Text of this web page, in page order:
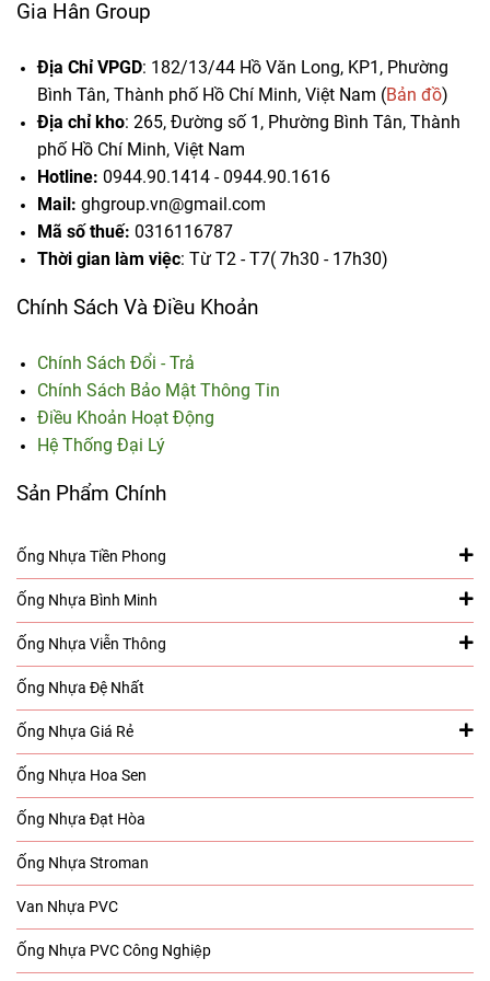
Gia Hân Group
Địa Chỉ VPGD: 182/13/44 Hồ Văn Long, KP1, Phường
Bình Tân, Thành phố Hồ Chí Minh, Việt Nam (Bản đồ)
Địa chỉ kho: 265, Đường số 1, Phường Bình Tân, Thành
phố Hồ Chí Minh, Việt Nam
Hotline: 0944.90.1414 - 0944.90.1616
Mail: ghgroup.vn@gmail.com
Mã số thuế: 0316116787
Thời gian làm việc: Từ T2 - T7( 7h30 - 17h30)
Chính Sách Và Điều Khoản
Chính Sách Đổi - Trả
Chính Sách Bảo Mật Thông Tin
Điều Khoản Hoạt Động
Hệ Thống Đại Lý
Sản Phẩm Chính
Ống Nhựa Tiền Phong
Ống Nhựa Bình Minh
Ống Nhựa Viễn Thông
Ống Nhựa Đệ Nhất
Ống Nhựa Giá Rẻ
Ống Nhựa Hoa Sen
Ống Nhựa Đạt Hòa
Ống Nhựa Stroman
Van Nhựa PVC
Ống Nhựa PVC Công Nghiệp